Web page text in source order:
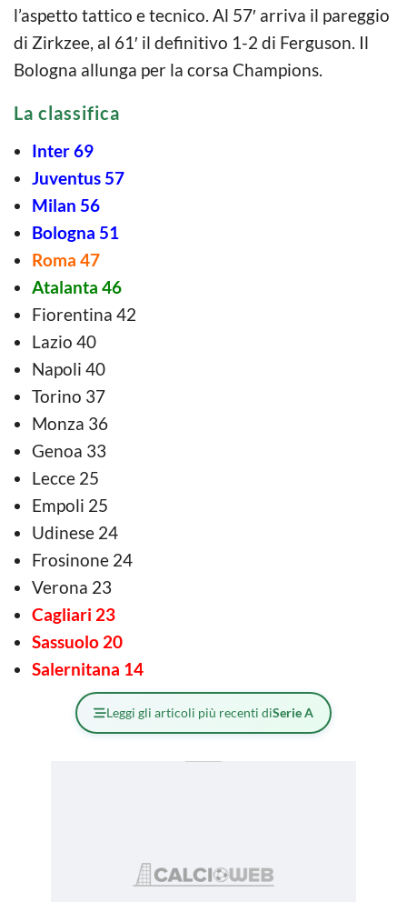
l’aspetto tattico e tecnico. Al 57′ arriva il pareggio
di Zirkzee, al 61′ il definitivo 1-2 di Ferguson. Il
Bologna allunga per la corsa Champions.
La classifica
Inter 69
Juventus 57
Milan 56
Bologna 51
Roma 47
Atalanta 46
Fiorentina 42
Lazio 40
Napoli 40
Torino 37
Monza 36
Genoa 33
Lecce 25
Empoli 25
Udinese 24
Frosinone 24
Verona 23
Cagliari 23
Sassuolo 20
Salernitana 14
Leggi gli articoli più recenti diSerie A